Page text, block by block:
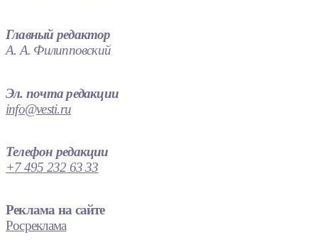
Главный редактор
А. А. Филипповский
Эл. почта редакции
info@vesti.ru
Телефон редакции
+7 495 232 63 33
Реклама на сайте
Росреклама